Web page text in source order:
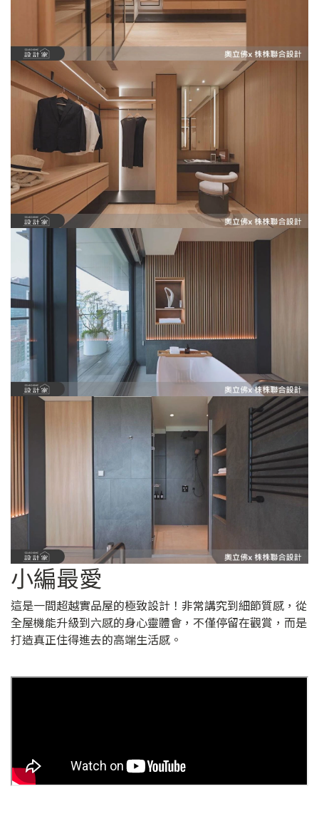
小編最愛
這是一間超越實品屋的極致設計！非常講究到細節質感，從
全屋機能升級到六感的身心靈體會，不僅停留在觀賞，而是
打造真正住得進去的高端生活感。